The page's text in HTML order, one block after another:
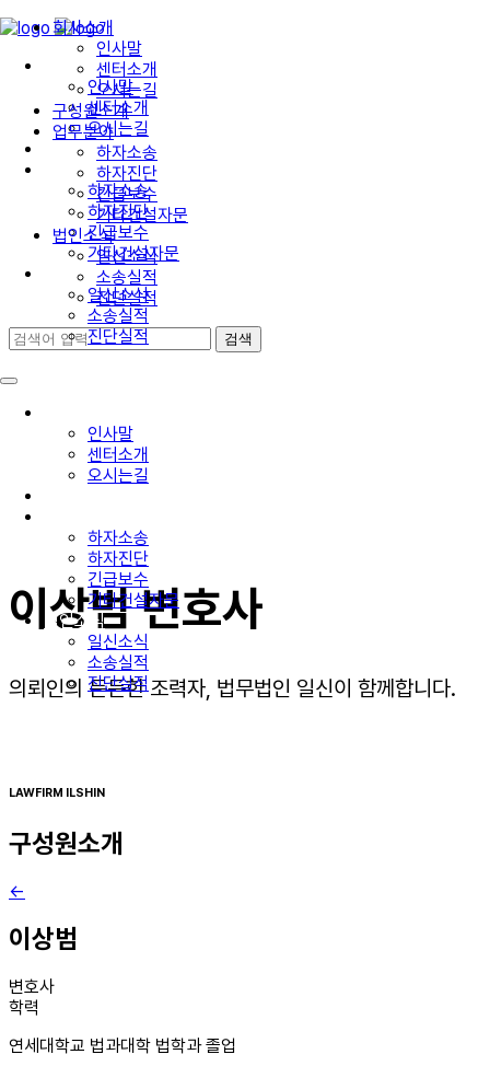
회사소개
인사말
센터소개
오시는길
구성원소개
업무분야
하자소송
하자진단
긴급보수
기타건설자문
법인소식
일신소식
소송실적
진단실적
인사말
센터소개
오시는길
하자소송
하자진단
긴급보수
기타건설자문
법인소식
일신소식
소송실적
진단실적
회사소개
인사말
센터소개
오시는길
구성원소개
업무분야
하자소송
하자진단
긴급보수
기타건설자문
법인소식
일신소식
소송실적
진단실적
이상범 변호사
의뢰인의 든든한 조력자, 법무법인 일신이 함께합니다.
LAWFIRM ILSHIN
구성원소개
←
이상범
변호사
학력
연세대학교 법과대학 법학과 졸업